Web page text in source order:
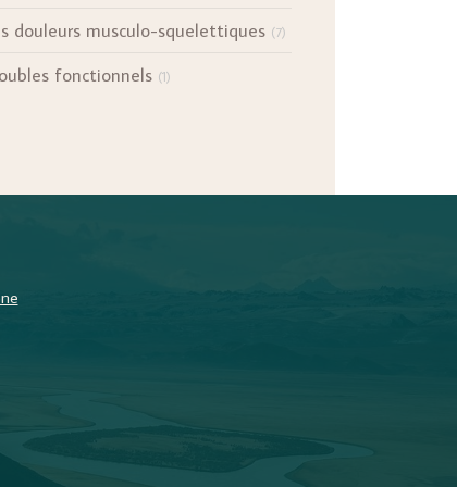
douleurs musculo-squelettiques (7)
fonctionnels (1)